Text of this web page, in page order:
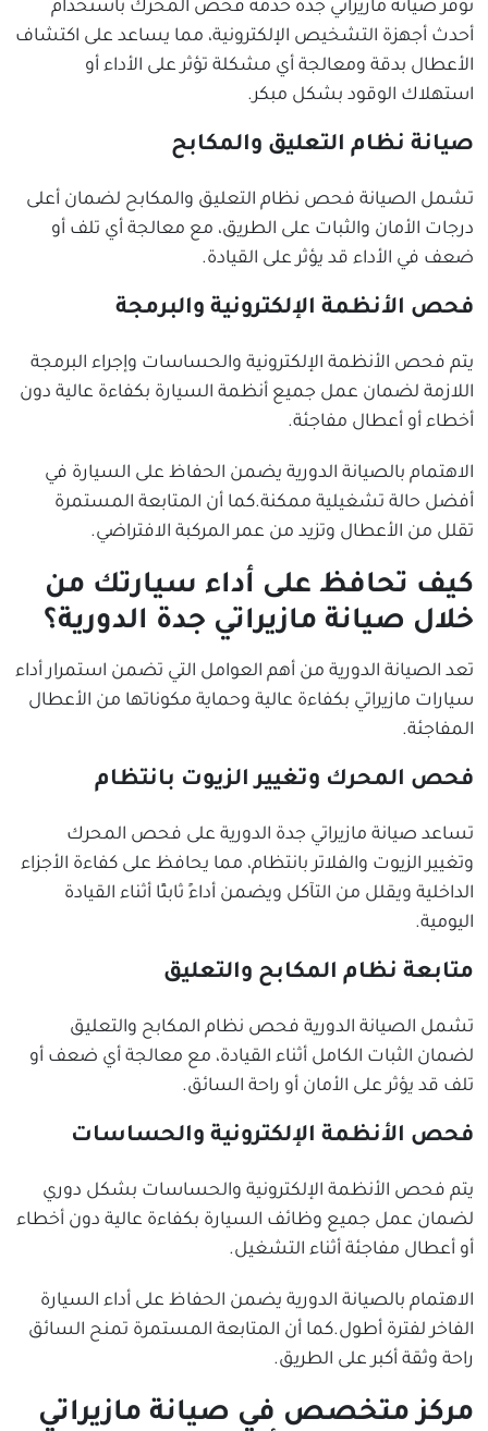
توفر صيانة مازيراتي جدة خدمة فحص المحرك باستخدام
أحدث أجهزة التشخيص الإلكترونية، مما يساعد على اكتشاف
الأعطال بدقة ومعالجة أي مشكلة تؤثر على الأداء أو
استهلاك الوقود بشكل مبكر.
صيانة نظام التعليق والمكابح
تشمل الصيانة فحص نظام التعليق والمكابح لضمان أعلى
درجات الأمان والثبات على الطريق، مع معالجة أي تلف أو
ضعف في الأداء قد يؤثر على القيادة.
فحص الأنظمة الإلكترونية والبرمجة
يتم فحص الأنظمة الإلكترونية والحساسات وإجراء البرمجة
اللازمة لضمان عمل جميع أنظمة السيارة بكفاءة عالية دون
أخطاء أو أعطال مفاجئة.
الاهتمام بالصيانة الدورية يضمن الحفاظ على السيارة في
أفضل حالة تشغيلية ممكنة.كما أن المتابعة المستمرة
تقلل من الأعطال وتزيد من عمر المركبة الافتراضي.
كيف تحافظ على أداء سيارتك من
خلال صيانة مازيراتي جدة الدورية؟
تعد الصيانة الدورية من أهم العوامل التي تضمن استمرار أداء
سيارات مازيراتي بكفاءة عالية وحماية مكوناتها من الأعطال
المفاجئة.
فحص المحرك وتغيير الزيوت بانتظام
تساعد صيانة مازيراتي جدة الدورية على فحص المحرك
وتغيير الزيوت والفلاتر بانتظام، مما يحافظ على كفاءة الأجزاء
الداخلية ويقلل من التآكل ويضمن أداءً ثابتًا أثناء القيادة
اليومية.
متابعة نظام المكابح والتعليق
تشمل الصيانة الدورية فحص نظام المكابح والتعليق
لضمان الثبات الكامل أثناء القيادة، مع معالجة أي ضعف أو
تلف قد يؤثر على الأمان أو راحة السائق.
فحص الأنظمة الإلكترونية والحساسات
يتم فحص الأنظمة الإلكترونية والحساسات بشكل دوري
لضمان عمل جميع وظائف السيارة بكفاءة عالية دون أخطاء
أو أعطال مفاجئة أثناء التشغيل.
الاهتمام بالصيانة الدورية يضمن الحفاظ على أداء السيارة
الفاخر لفترة أطول.كما أن المتابعة المستمرة تمنح السائق
راحة وثقة أكبر على الطريق.
مركز متخصص في صيانة مازيراتي